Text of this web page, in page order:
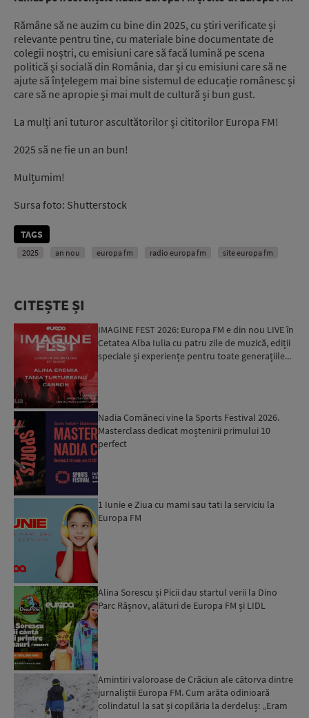
Rămâne să ne auzim cu bine din 2025, cu știri verificate și
relevante pentru tine, cu materiale bine documentate de
colegii noștri, cu emisiuni care să facă lumină pe scena
politică și socială din România, dar și cu emisiuni care să ne
ajute să înțelegem mai bine sistemul de educație românesc și
care să ne apropie și mai mult de cultură și bun gust.
La mulți ani tuturor ascultătorilor și cititorilor Europa FM!
2025 să ne fie un an bun!
Mulțumim!
Sursa foto: Shutterstock
TAGS
2025 an nou europa fm radio europa fm site europa fm
CITEȘTE ȘI
IMAGINE FEST 2026: Europa FM e din nou LIVE în
Cetatea Alba Iulia cu patru zile de muzică, ediții
speciale și experiențe pentru toate generațiile...
Nadia Comăneci vine la Sports Festival 2026.
Masterclass dedicat moștenirii primului 10
perfect
1 Iunie e Ziua cu mami sau tati la serviciu la
Europa FM
Alina Sorescu și Picii dau startul verii la Dino
Parc Râșnov, alături de Europa FM și LIDL
Amintiri valoroase de Crăciun ale câtorva dintre
jurnaliștii Europa FM. Cum arăta odinioară
colindatul la sat și copilăria la derdeluș: „Eram